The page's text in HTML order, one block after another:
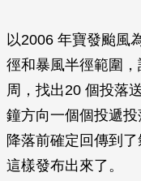
以2006 年寶發颱風
徑和暴風半徑範圍
周，找出20 個投落
鐘方向一個個投遞
降落前確定回傳到
這樣發布出來了。